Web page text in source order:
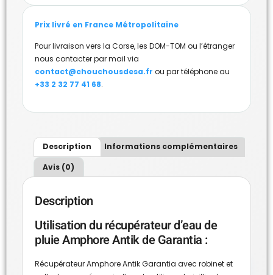
Prix livré en France Métropolitaine
Pour livraison vers la Corse, les DOM-TOM ou l’étranger
nous contacter par mail via
contact@chouchousdesa.fr ou par téléphone au
+33 2 32 77 41 68.
Description
Informations complémentaires
Avis (0)
Description
Utilisation du récupérateur d’eau de
pluie Amphore Antik de Garantia :
Récupérateur Amphore Antik Garantia avec robinet et